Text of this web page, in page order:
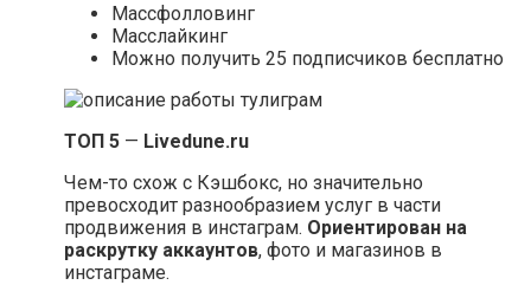
Массфолловинг
Масслайкинг
Можно получить 25 подписчиков бесплатно
ТОП 5 — Livedune.ru
Чем-то схож с Кэшбокс, но значительно
превосходит разнообразием услуг в части
продвижения в инстаграм. Ориентирован на
раскрутку аккаунтов, фото и магазинов в
инстаграме.